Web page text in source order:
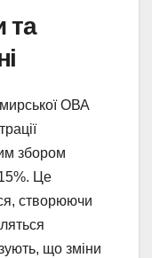
та
ОВА
збором
Це
створюючи
що зміни